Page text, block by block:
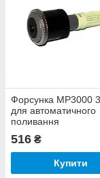
Форсунка MP3000
для автоматичного
поливання
516 ₴
Купити